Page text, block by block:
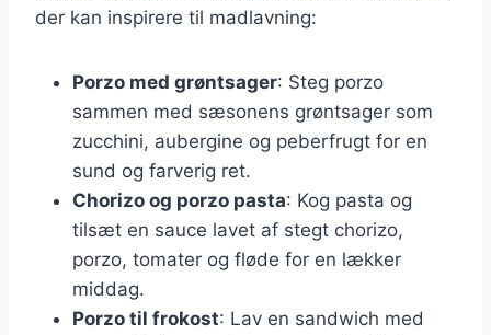
der kan inspirere til madlavning:
Porzo med grøntsager: Steg porzo
sammen med sæsonens grøntsager som
zucchini, aubergine og peberfrugt for en
sund og farverig ret.
Chorizo og porzo pasta: Kog pasta og
tilsæt en sauce lavet af stegt chorizo,
porzo, tomater og fløde for en lækker
middag.
Porzo til frokost: Lav en sandwich med